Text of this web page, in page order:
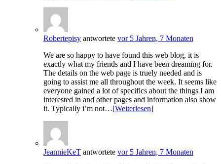
Robertepisy antwortete vor 5 Jahren, 7 Monaten
We are so happy to have found this web blog, it is
exactly what my friends and I have been dreaming for.
The details on the web page is truely needed and is
going to assist me all throughout the week. It seems like
everyone gained a lot of specifics about the things I am
interested in and other pages and information also show
it. Typically i’m not…[Weiterlesen]
JeannieKeT antwortete vor 5 Jahren, 7 Monaten